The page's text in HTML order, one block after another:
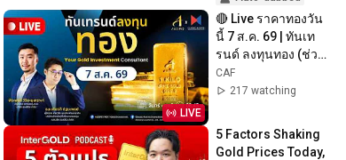
LIVE
🔴 Live ราคาทองวัน
นี้ 7 ส.ค. 69 | ทันเท
รนด์ ลงทุนทอง (ช่วง
เช้า) l วิเคราะห์ราคา
ทอง l ราคาทอง
CAF
217 watching
5 Factors Shaking
Gold Prices Today,